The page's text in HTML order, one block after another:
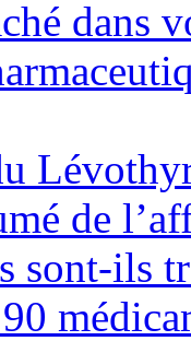
dans
de
sont-ils